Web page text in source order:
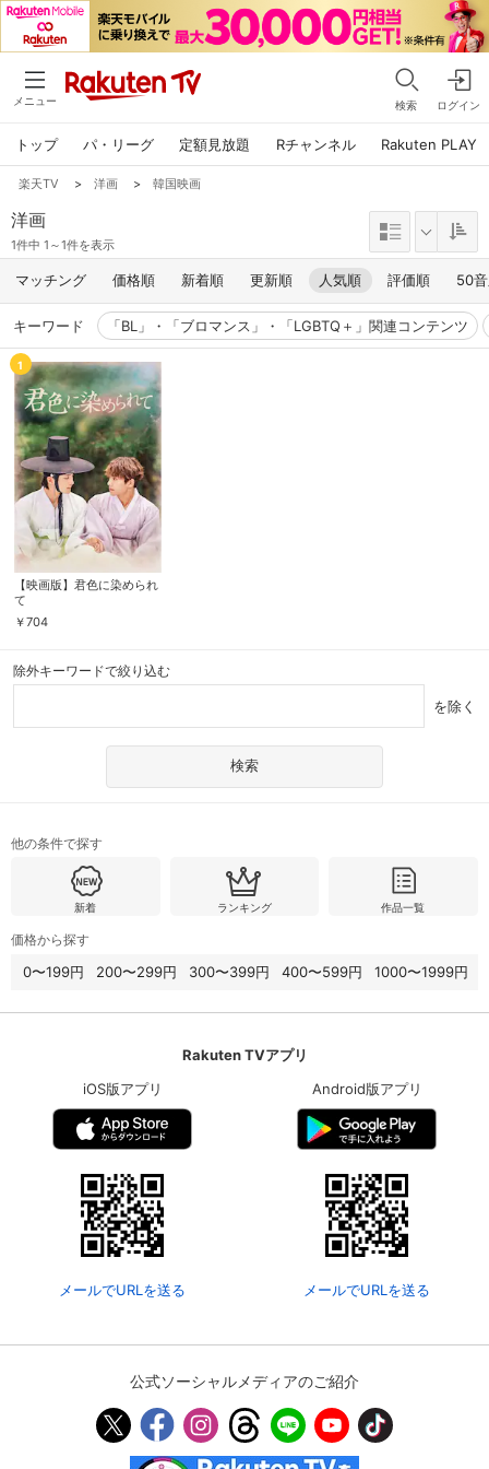
メニュー 検索 ログイン
トップ パ・リーグ 定額見放題 Rチャンネル Rakuten PLAY
楽天TV > 洋画 > 韓国映画
洋画
1件中 1～1件を表示
マッチング 価格順 新着順 更新順 人気順 評価順 50
キーワード 「BL」・「ブロマンス」・「LGBTQ＋」関連コンテンツ
1
【映画版】君色に染められ
て
￥704
除外キーワードで絞り込む
を除く
他の条件で探す
新着 ランキング 作品一覧
価格から探す
0〜199円 200〜299円 300〜399円 400〜599円 1000〜1999円
Rakuten TVアプリ
iOS版アプリ
メールでURLを送る
Android版アプリ
メールでURLを送る
公式ソーシャルメディアのご紹介